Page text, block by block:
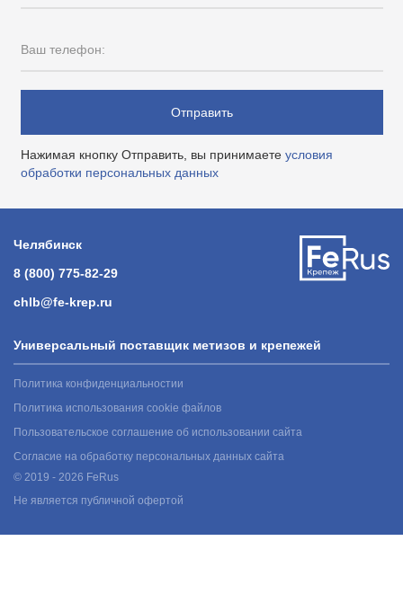
Ваш телефон:
Отправить
Нажимая кнопку Отправить, вы принимаете условия
обработки персональных данных
Челябинск
8 (800) 775-82-29
chlb@fe-krep.ru
Универсальный поставщик метизов и крепежей
Политика конфиденциальностии
Политика использования cookie файлов
Пользовательское соглашение об использовании сайта
Согласие на обработку персональных данных сайта
© 2019 - 2026 FeRus
Не является публичной офертой